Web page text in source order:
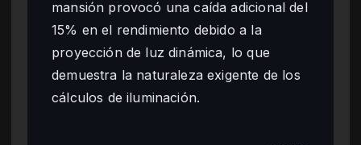
mansión provocó una caída adicional del
15% en el rendimiento debido a la
proyección de luz dinámica, lo que
demuestra la naturaleza exigente de los
cálculos de iluminación.